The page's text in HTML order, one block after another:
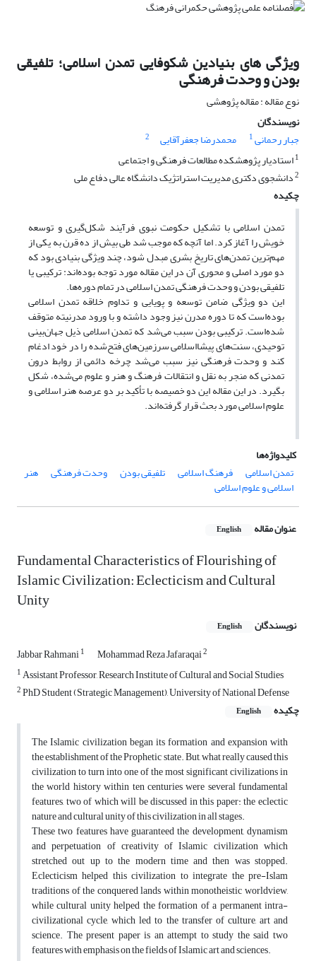
ویژگی های بنیادین شکوفایی تمدن اسلامی؛ تلفیقی
بودن و وحدت فرهنگی
نوع مقاله : مقاله پژوهشی
نویسندگان
جبار رحمانی1 محمدرضا جعفرآقایی
2
1استادیار پژوهشکده مطالعات فرهنگی و اجتماعی
2دانشجوی دکتری مدیریت استراتژیک دانشگاه عالی دفاع ملی
چکیده
تمدن اسلامی با تشکیل حکومت نبوی فرآیند شکل‌گیری و توسعه
خویش را آغاز کرد. اما آنچه که موجب شد طی بیش از ده قرن به یکی از
مهم‌ترین تمدن‌های تاریخ بشری مبدل شود، چند ویژگی بنیادی بود که
دو مورد اصلی و محوری آن در این مقاله مورد توجه بوده‌اند: ترکیبی یا
تلفیقی بودن و وحدت فرهنگی تمدن اسلامی در تمام دوره‌ها.
این دو ویژگی ضامن توسعه و پویایی و تداوم خلاقه تمدن اسلامی
بوده‌است که تا دوره مدرن نیز وجود داشته و با ورود مدرنیته متوقف
شده‌است. ترکیبی بودن سبب می‌شد که تمدن اسلامی ذیل جهان‌بینی
توحیدی، سنت‌های پیشااسلامی سرزمین‌های فتح‌شده را در خود ادغام
کند و وحدت فرهنگی نیز سبب می‌شد چرخه دائمی از روابط درون
تمدنی که منجر به نقل و انتقالات فرهنگ و هنر و علوم می‌شده، شکل
بگیرد. در این مقاله این دو خصیصه با تأکید بر دو عرصه هنر اسلامی و
علوم اسلامی مورد بحث قرار گرفته‌اند.
کلیدواژه‌ها
تمدن اسلامی
فرهنگ اسلامی تلفیقی بودن وحدت فرهنگی هنر
اسلامی و علوم اسلامی
عنوان مقاله English
Fundamental Characteristics of Flourishing of
Islamic Civilization: Eclecticism and Cultural
Unity
نویسندگان English
Jabbar Rahmani1 Mohammad Reza Jafaraqai2
1Assistant Professor, Research Institute of Cultural and Social Studies
2PhD Student (Strategic Management), University of National Defense
چکیده
English
The Islamic civilization began its formation and expansion with
the establishment of the Prophetic state. But, what really caused this
civilization to turn into one of the most significant civilizations in
the world history within ten centuries were several fundamental
features, two of which will be discussed in this paper: the eclectic
nature and cultural unity of this civilization in all stages.
These two features have guaranteed the development, dynamism
and perpetuation of creativity of Islamic civilization which
stretched out up to the modern time and then was stopped.
Eclecticism helped this civilization to integrate the pre-Islam
traditions of the conquered lands within monotheistic worldview,
while cultural unity helped the formation of a permanent intra-
civilizational cycle, which led to the transfer of culture, art and
science. The present paper is an attempt to study the said two
features with emphasis on the fields of Islamic art and sciences.